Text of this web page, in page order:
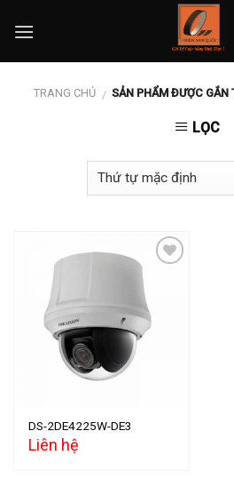
TRANG CHỦ / SẢN PHẨM ĐƯỢC GẮN
LỌC
Add to
wishlist
DS-2DE4225W-DE3
Liên hệ